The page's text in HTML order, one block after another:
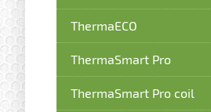
ThermaECO
ThermaSmart Pro
ThermaSmart Pro coil